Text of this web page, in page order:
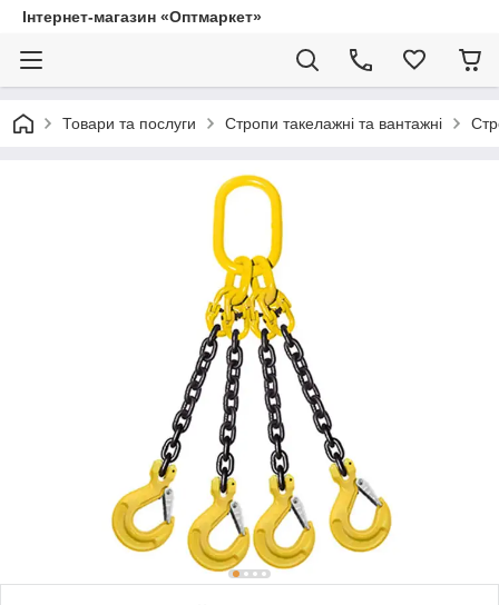
Інтернет-магазин «Оптмаркет»
Товари та послуги Стропи такелажні та вантажні